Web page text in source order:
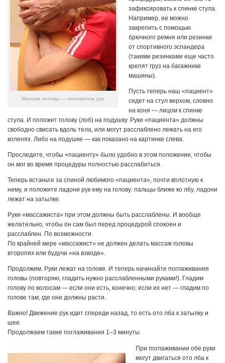
Массаж головы — положение рук
зафиксировать к спинке стула.
Например, ее можно
закрепить с помощью
брючного ремня или резинки
от спортивного эспандера
(такими резинками еще часто
крепят груз на багажнике
машины).
Пусть теперь наш «пациент»
сядет на стул верхом, словно
на коня — лицом к спинке
стула. И положит голову (лоб) на подушку. Руки «пациента» должны
свободно свисать вдоль тела, или могут расслаблено лежать на его
коленях. Либо на подушке — как показано на картинке слева.
Проследите, чтобы «пациенту» было удобно в этом положении, чтобы
он мог во время процедуры полностью расслабиться.
Теперь встаньте за спиной любимого «пациента», почти вплотную к
нему, и положите ладони рук ему на голову: пальцы ближе ко лбу, ладони
лежат на затылке.
Руки «массажиста» при этом должны быть расслаблены. И вообще
желательно, чтобы он сам был перед процедурой спокоен и
расслаблен. По возможности.
По крайней мере «массажист» не должен делать массаж головы
второпях или будучи «на взводе».
Продолжим. Руки лежат на голове. И теперь начинайте поглаживания
головы (повторяю, гладить нужно расслабленными руками!). Гладим
голову по волосам — если они есть, конечно; если их нет — гладим по
голове там, где они должны расти.
Важно! Движение рук идет спереди назад, то есть ото лба к затылку и
шее.
Продолжаем такие поглаживания 1–3 минуты.
При поглаживании обе руки
могут двигаться ото лба к